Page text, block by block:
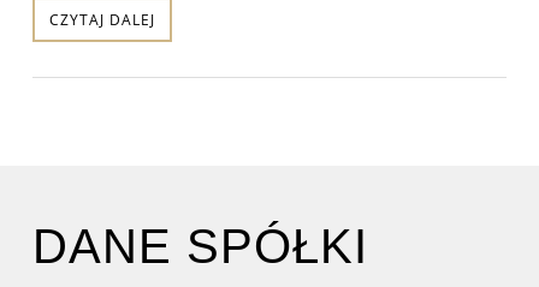
CZYTAJ DALEJ
DANE SPÓŁKI